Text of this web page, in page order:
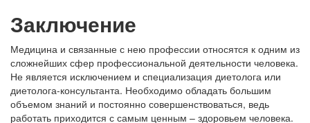
Заключение
Медицина и связанные с нею профессии относятся к одним из
сложнейших сфер профессиональной деятельности человека.
Не является исключением и специализация диетолога или
диетолога-консультанта. Необходимо обладать большим
объемом знаний и постоянно совершенствоваться, ведь
работать приходится с самым ценным – здоровьем человека.